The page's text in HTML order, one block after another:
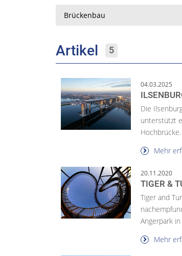
Artikel 5
04.03.2025
Die
unterstützt
Hochbrücke.
Mehr
20.11.2020
TIGER &
Tiger and
Angerpark
Mehr